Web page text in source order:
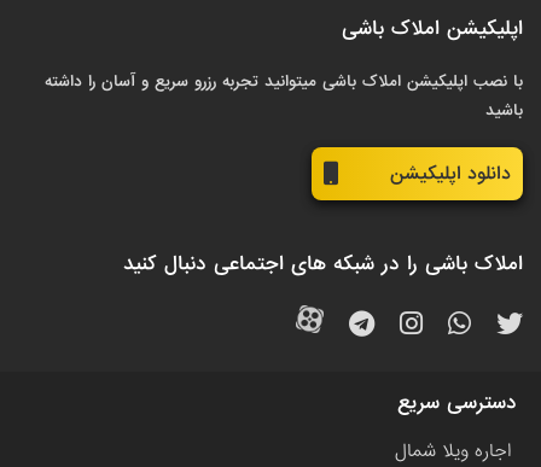
اپلیکیشن املاک باشی
با نصب اپلیکیشن املاک باشی میتوانید تجربه رزرو سریع و آسان را داشته
باشید
دانلود اپلیکیشن
املاک باشی را در شبکه های اجتماعی دنبال کنید
دسترسی سریع
اجاره ویلا شمال